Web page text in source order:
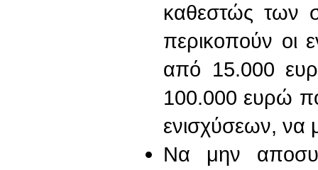
καθεστώς των
περικοπούν οι
από 15.000
100.000 ευρώ
ενισχύσεων, να
Να μην